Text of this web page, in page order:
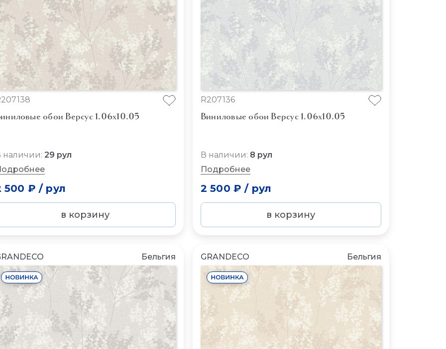
обои Версус 1.06x10.05
наличии: 29 рул
500 ₽ / рул
в корзину
R207136
Виниловые обои Версус 1.06x10.05
В наличии: 8 рул
Подробнее
2 500 ₽ / рул
в корзину
Бельгия GRANDECO Бельгия